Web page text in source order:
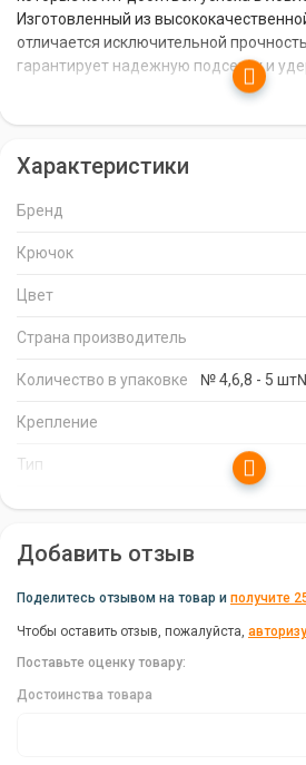
Изготовленный из
отличается исключительной
гарантирует надежную подсечку и
Особенности офсетного
стали, что обеспечивает
использовать крючок вместе с
Идеально подходит для ловли
Характеристики офсетного
Sensual Offset Big Eye:
Тип:Офсетный
Количество в упаковке:№ 4,6,8 - 5
Характеристики
Бренд
Крючок
Цвет
Страна производитель
Количество в упаковке № 4,6,8 - 5
Крепление
Тип
Тип крючка
Добавить отзыв
Поделитесь отзывом на товар и получите
Чтобы оставить отзыв, пожалуйста,
Поставьте оценку товару:
Достоинства товара